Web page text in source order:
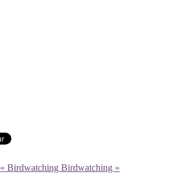
« Birdwatching Birdwatching »